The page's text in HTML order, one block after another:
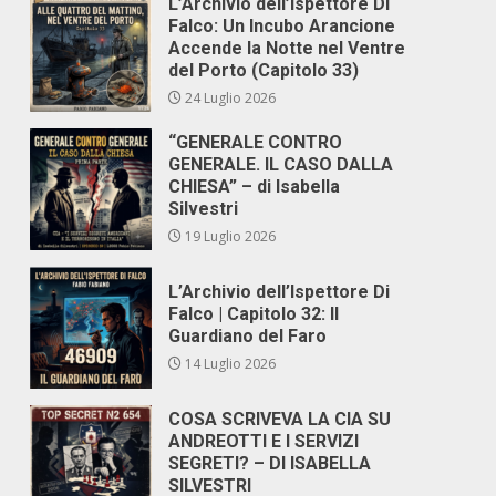
Falco: Un Incubo Arancione
Accende la Notte nel Ventre
del Porto (Capitolo 33)
24 Luglio 2026
“GENERALE CONTRO
GENERALE. IL CASO DALLA
CHIESA” – di Isabella
Silvestri
19 Luglio 2026
L’Archivio dell’Ispettore Di
Falco | Capitolo 32: Il
Guardiano del Faro
14 Luglio 2026
COSA SCRIVEVA LA CIA SU
ANDREOTTI E I SERVIZI
SEGRETI? – DI ISABELLA
SILVESTRI